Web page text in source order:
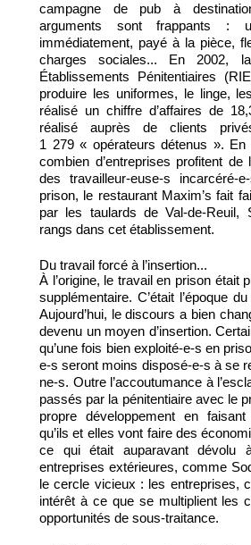
campagne de pub à
arguments sont frappants :
immédiatement, payé à la pièce,
charges sociales... En 2002,
Établissements Pénitentiaires
produire les uniformes, le linge,
réalisé un chiffre d’affaires de
réalisé auprès de clients
1 279 « opérateurs détenus ».
combien d’entreprises profitent
des travailleur-euse-s incarcéré-
prison, le restaurant Maxim’s fait
par les taulards de Val-de-
rangs dans cet établissement.
Du travail forcé à l’insertion...
À l’origine, le travail en prison était
supplémentaire. C’était l’époque
Aujourd’hui, le discours a bien
devenu un moyen d’insertion.
qu’une fois bien exploité-e-s en
e-s seront moins disposé-e-s à se
ne-s. Outre l’accoutumance à
passés par la pénitentiaire avec le
propre développement en
qu’ils et elles vont faire des
ce qui était auparavant
entreprises extérieures, comme
le cercle vicieux : les entreprises,
intérêt à ce que se multiplient les
opportunités de sous-traitance.